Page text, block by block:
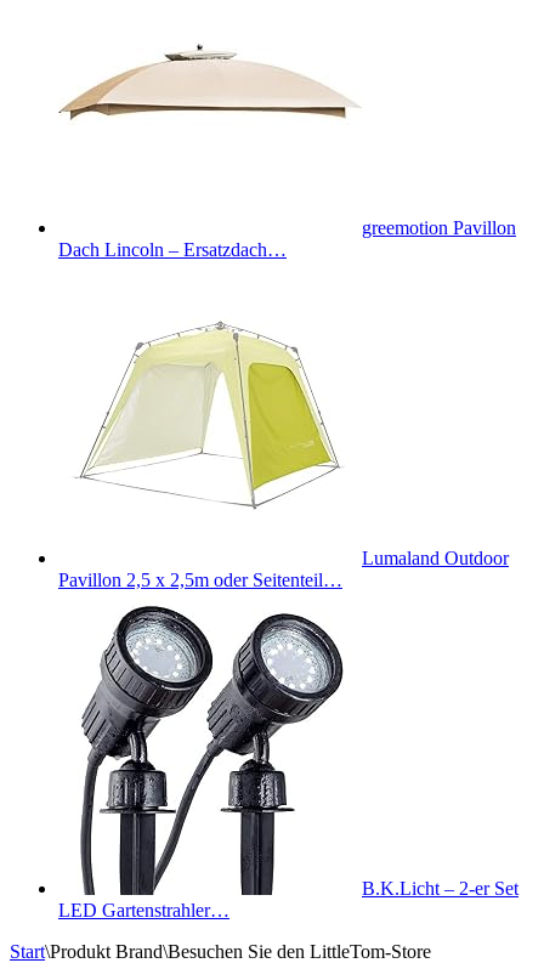
greemotion Pavillon
Dach Lincoln – Ersatzdach…
Lumaland Outdoor
Pavillon 2,5 x 2,5m oder Seitenteil…
B.K.Licht – 2-er Set
LED Gartenstrahler…
Start\Produkt Brand\Besuchen Sie den LittleTom-Store